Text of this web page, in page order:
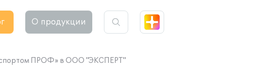
О продукции
ПРОФ» в ООО "ЭКСПЕРТ"